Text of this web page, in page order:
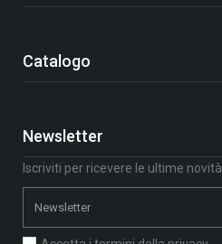
Catalogo
Newsletter
Iscriviti per ricevere le ultime novità